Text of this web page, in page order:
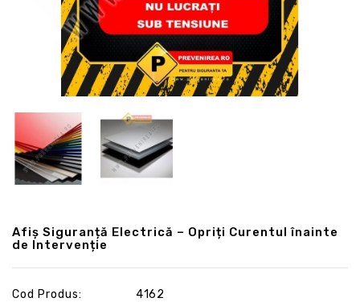
Afiș Siguranță Electrică – Opriți Curentul înainte
de Intervenție
Cod Produs:
4162